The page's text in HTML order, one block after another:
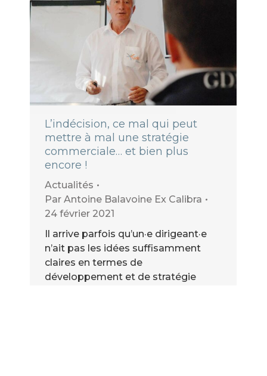
L’indécision, ce mal qui peut
mettre à mal une stratégie
commerciale… et bien plus
encore !
Actualités
Par Antoine Balavoine Ex Calibra
24 février 2021
Il arrive parfois qu’un·e dirigeant·e
n’ait pas les idées suffisamment
claires en termes de
développement et de stratégie